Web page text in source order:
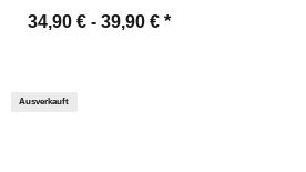
34,90 € - 39,90 € *
Ausverkauft